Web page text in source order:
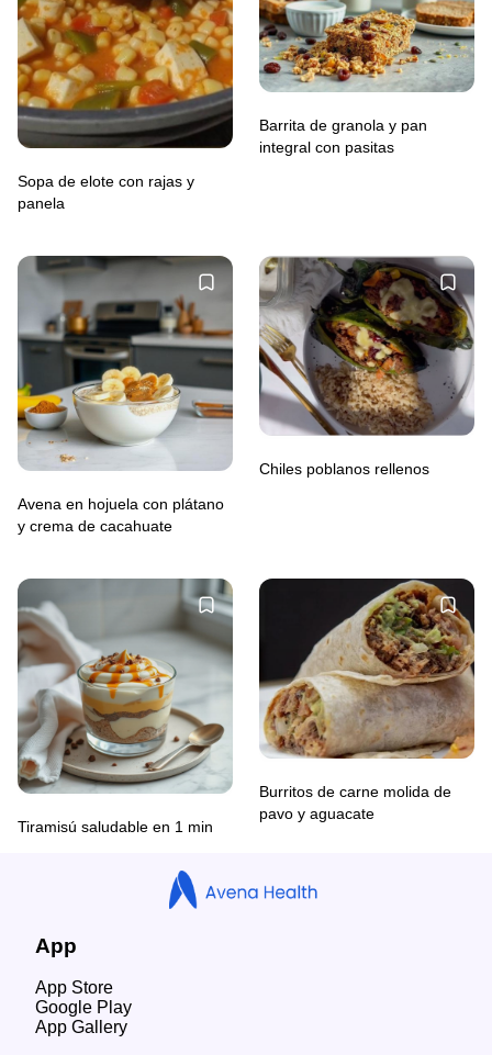
Sopa de elote con rajas y
panela
Barrita de granola y pan
integral con pasitas
Avena en hojuela con plátano
y crema de cacahuate
Chiles poblanos rellenos
Tiramisú saludable en 1 min
Burritos de carne molida de
pavo y aguacate
App
App Store
Google Play
App Gallery